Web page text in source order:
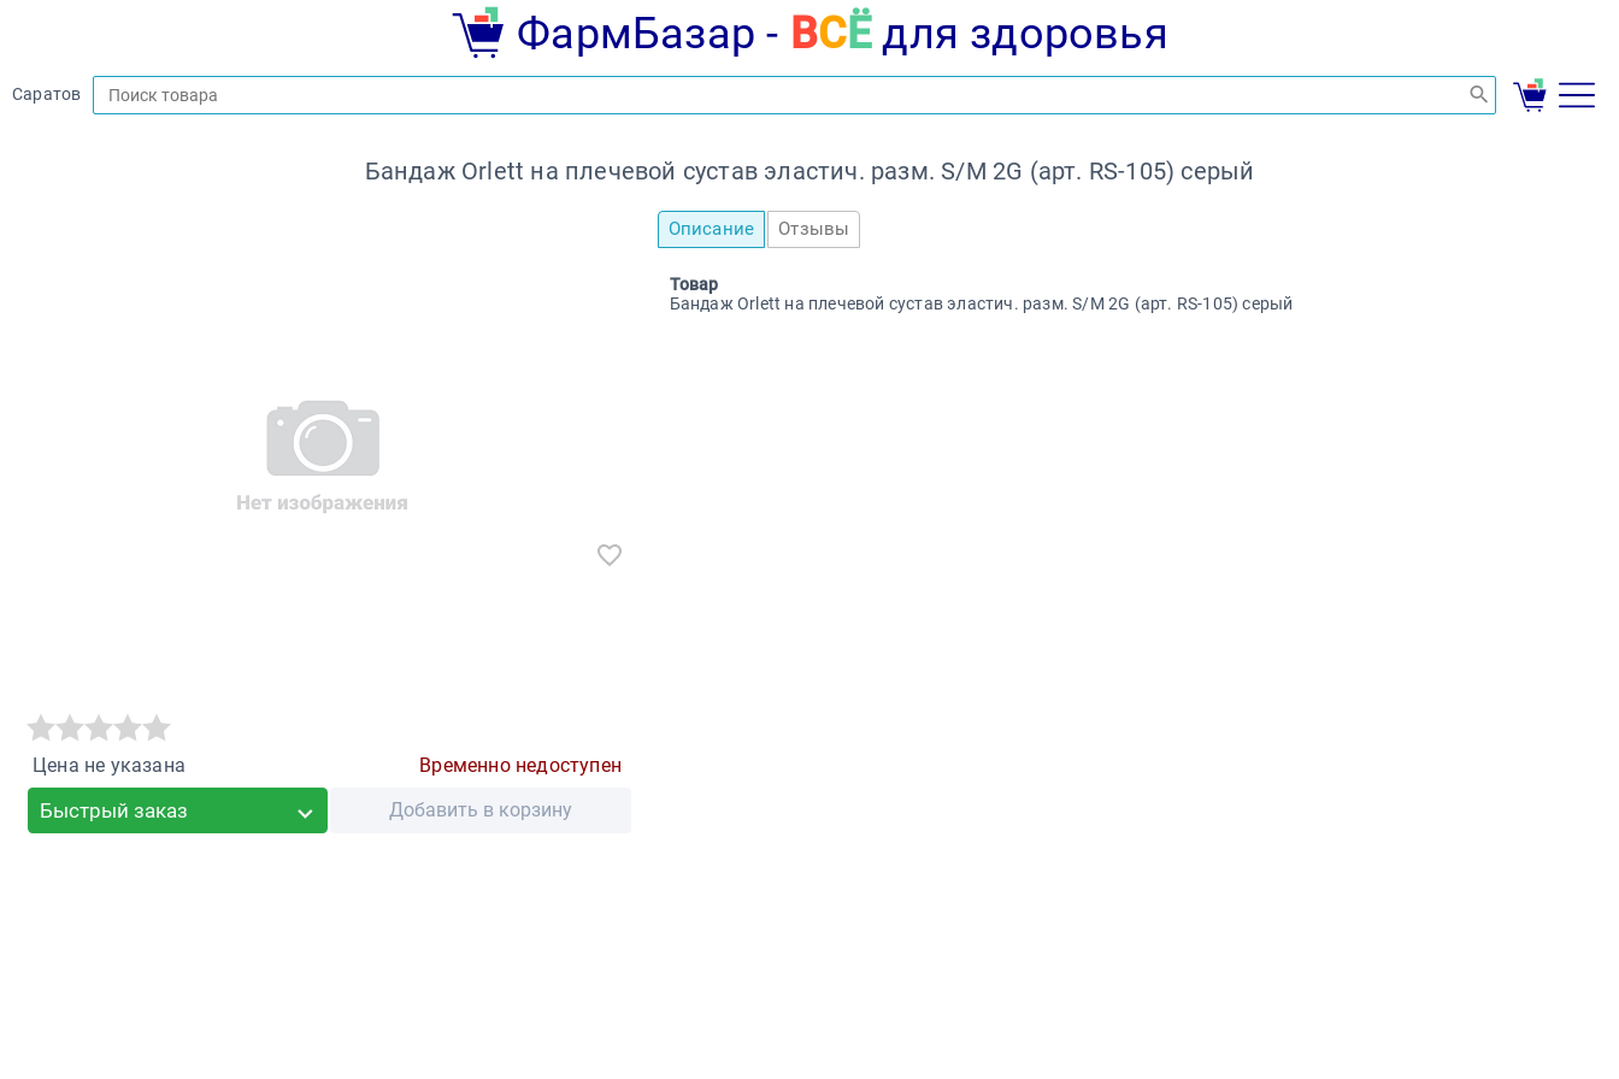
ФармБазар - ВСЁдля здоровья
Саратов
Бандаж Orlett на плечевой сустав эластич. разм. S/M 2G (арт. RS-105) серый
Цена не указана Временно недоступен
Быстрый заказ Добавить в корзину
Описание Отзывы
Товар
Бандаж Orlett на плечевой сустав эластич. разм. S/M 2G (арт. RS-105) серый